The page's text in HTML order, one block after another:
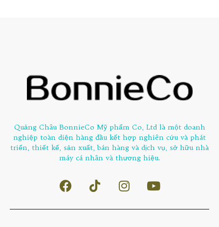
Quảng Châu BonnieCo Mỹ phẩm Co, Ltd là một doanh
nghiệp toàn diện hàng đầu kết hợp nghiên cứu và phát
triển, thiết kế, sản xuất, bán hàng và dịch vụ, sở hữu nhà
máy cá nhân và thương hiệu.